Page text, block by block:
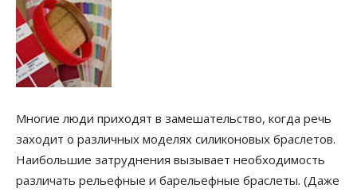
Многие люди приходят в замешательство, когда речь
заходит о различных моделях силиконовых браслетов.
Наибольшие затруднения вызывает необходимость
различать рельефные и барельефные браслеты. (Даже